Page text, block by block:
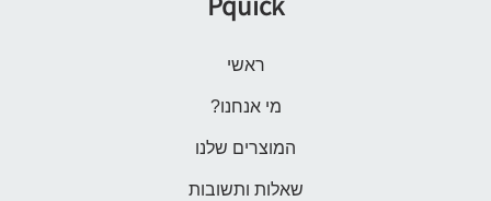
ראשי
מי אנחנו?
המוצרים שלנו
שאלות ותשובות